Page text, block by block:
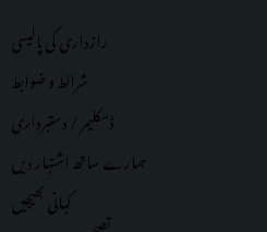
رازداری کی پالیسی
شرائط و ضوابط
ڈسکلیمر / دستبرداری
ہمارے ساتھ اشتہار دیں
کہانی بھیجیں